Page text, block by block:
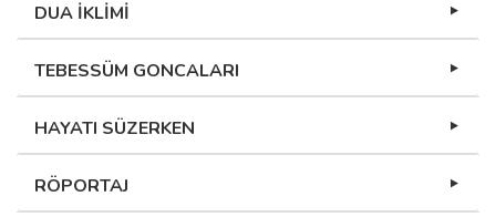
DUA İKLİMİ
TEBESSÜM GONCALARI
HAYATI SÜZERKEN
RÖPORTAJ